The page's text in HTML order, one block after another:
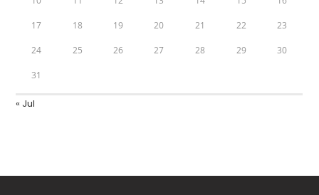
17 18 19 20 21 22 23
24 25 26 27 28 29 30
31
« Jul